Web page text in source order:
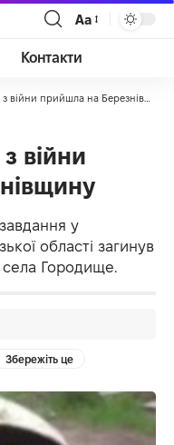
Аа
Контакти
війни прийшла на Березнівщину
війни
у
області загинув
села Городище.